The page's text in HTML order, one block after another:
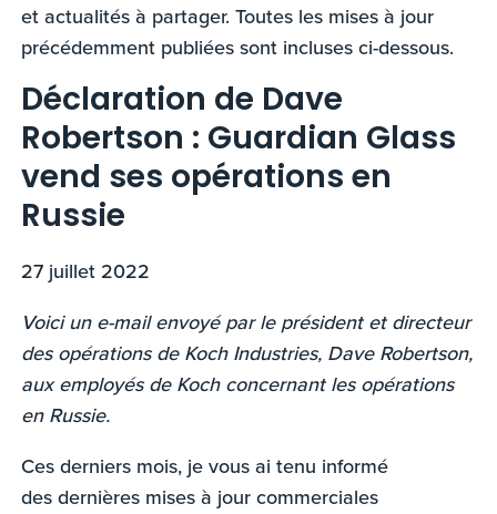
et actualités à partager. Toutes les mises à jour
précédemment publiées sont incluses ci-dessous.
Déclaration de Dave
Robertson : Guardian Glass
vend ses opérations en
Russie
27 juillet 2022
Voici un e-mail envoyé par le président et directeur
des opérations de Koch Industries, Dave Robertson,
aux employés de Koch concernant les opérations
en Russie.
Ces derniers mois, je vous ai tenu informé
des dernières mises à jour commerciales